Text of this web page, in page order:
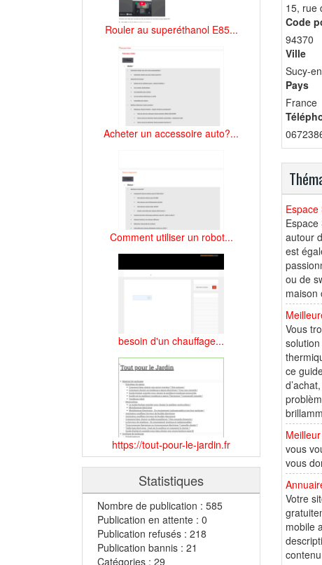
Rouler au superéthanol E85...
Acheter un accessoire auto?...
Comment utiliser un robot...
besoin d'un chauffage...
https://tout-pour-le-jardin.fr
Statistiques
Nombre de publication : 585
Publication en attente : 0
Publication refusés : 218
Publication bannis : 21
Catégories : 29
15, rue
Code
94370
Ville
Sucy-
Pays
France
Espace
autour
est
ou de
maison
Vous
ce
vous
vous
Votre
mobile